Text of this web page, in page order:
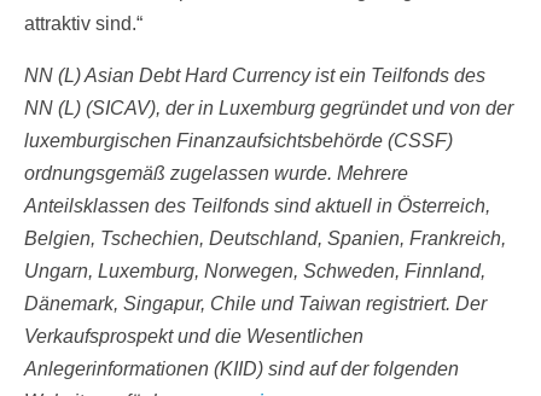
attraktiv sind.“
NN (L) Asian Debt Hard Currency ist ein Teilfonds des
NN (L) (SICAV), der in Luxemburg gegründet und von der
luxemburgischen Finanzaufsichtsbehörde (CSSF)
ordnungsgemäß zugelassen wurde. Mehrere
Anteilsklassen des Teilfonds sind aktuell in Österreich,
Belgien, Tschechien, Deutschland, Spanien, Frankreich,
Ungarn, Luxemburg, Norwegen, Schweden, Finnland,
Dänemark, Singapur, Chile und Taiwan registriert. Der
Verkaufsprospekt und die Wesentlichen
Anlegerinformationen (KIID) sind auf der folgenden